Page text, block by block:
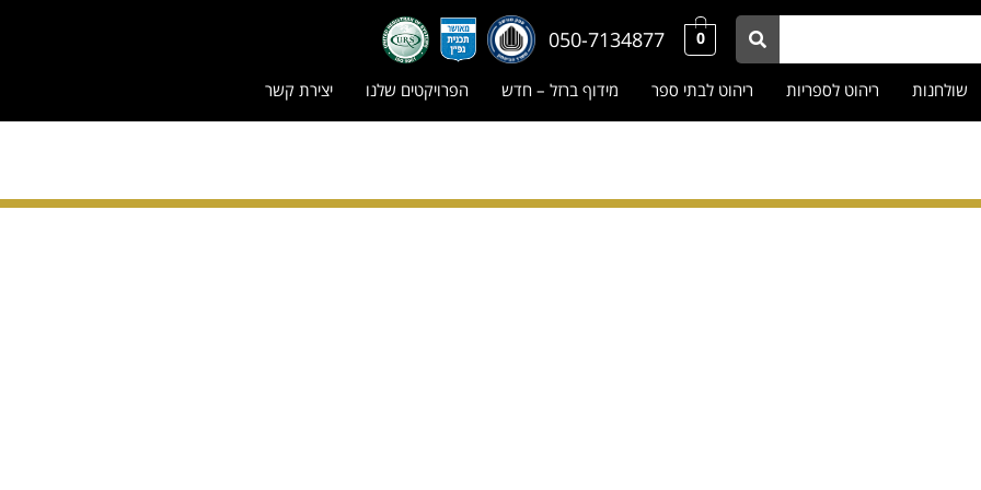
0
050-7134877
שולחנות ריהוט לספריות ריהוט לבתי ספר מידוף ברזל – חדש הפרויקטים שלנו יצירת קשר